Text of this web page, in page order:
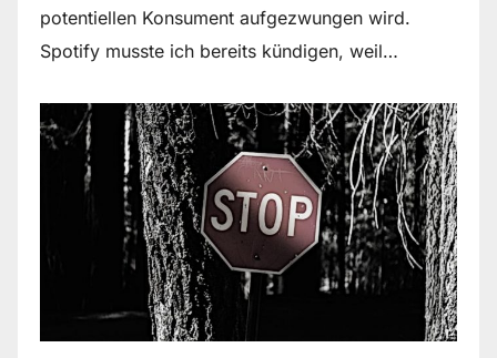
potentiellen Konsument aufgezwungen wird.
Spotify musste ich bereits kündigen, weil…